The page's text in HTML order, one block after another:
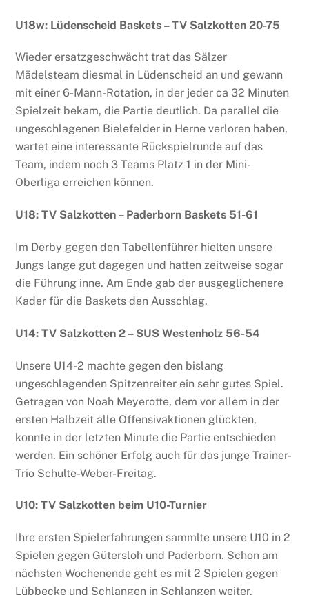
U18w: Lüdenscheid Baskets – TV Salzkotten 20-75
Wieder ersatzgeschwächt trat das Sälzer
Mädelsteam diesmal in Lüdenscheid an und gewann
mit einer 6-Mann-Rotation, in der jeder ca 32 Minuten
Spielzeit bekam, die Partie deutlich. Da parallel die
ungeschlagenen Bielefelder in Herne verloren haben,
wartet eine interessante Rückspielrunde auf das
Team, indem noch 3 Teams Platz 1 in der Mini-
Oberliga erreichen können.
U18: TV Salzkotten – Paderborn Baskets 51-61
Im Derby gegen den Tabellenführer hielten unsere
Jungs lange gut dagegen und hatten zeitweise sogar
die Führung inne. Am Ende gab der ausgeglichenere
Kader für die Baskets den Ausschlag.
U14: TV Salzkotten 2 – SUS Westenholz 56-54
Unsere U14-2 machte gegen den bislang
ungeschlagenden Spitzenreiter ein sehr gutes Spiel.
Getragen von Noah Meyerotte, dem vor allem in der
ersten Halbzeit alle Offensivaktionen glückten,
konnte in der letzten Minute die Partie entschieden
werden. Ein schöner Erfolg auch für das junge Trainer-
Trio Schulte-Weber-Freitag.
U10: TV Salzkotten beim U10-Turnier
Ihre ersten Spielerfahrungen sammlte unsere U10 in 2
Spielen gegen Gütersloh und Paderborn. Schon am
nächsten Wochenende geht es mit 2 Spielen gegen
Lübbecke und Schlangen in Schlangen weiter.